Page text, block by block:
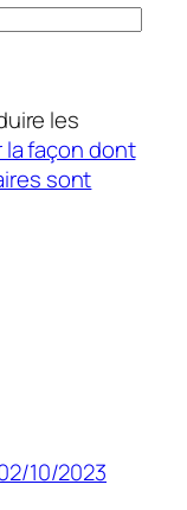
les
la façon dont
sont
10/2023